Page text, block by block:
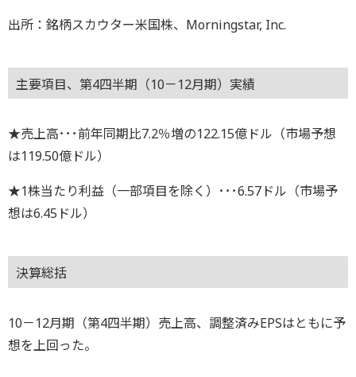
出所：銘柄スカウター米国株、Morningstar, Inc.
主要項目、第4四半期（10－12月期）実績
★売上高･･･前年同期比7.2％増の122.15億ドル（市場予想
は119.50億ドル）
★1株当たり利益（一部項目を除く）･･･6.57ドル（市場予
想は6.45ドル）
決算総括
10－12月期（第4四半期）売上高、調整済みEPSはともに予
想を上回った。